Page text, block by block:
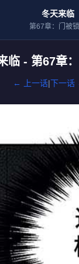
冬天来临
第67章：门被
临 - 第67章
← 上一话|下一话